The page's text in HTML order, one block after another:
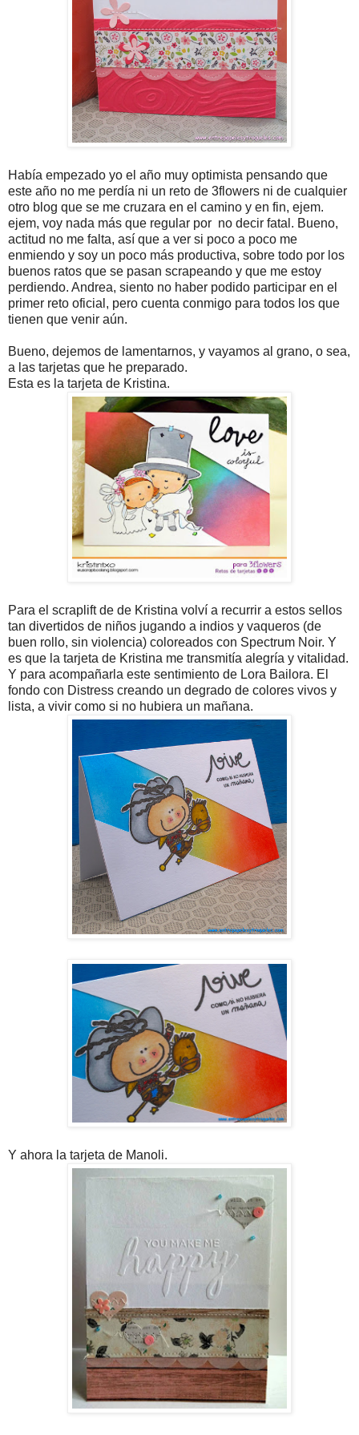
Había empezado yo el año muy optimista pensando que
este año no me perdía ni un reto de 3flowers ni de cualquier
otro blog que se me cruzara en el camino y en fin, ejem.
ejem, voy nada más que regular por no decir fatal. Bueno,
actitud no me falta, así que a ver si poco a poco me
enmiendo y soy un poco más productiva, sobre todo por los
buenos ratos que se pasan scrapeando y que me estoy
perdiendo. Andrea, siento no haber podido participar en el
primer reto oficial, pero cuenta conmigo para todos los que
tienen que venir aún.
Bueno, dejemos de lamentarnos, y vayamos al grano, o sea,
a las tarjetas que he preparado.
Esta es la tarjeta de Kristina.
Para el scraplift de de Kristina volví a recurrir a estos sellos
tan divertidos de niños jugando a indios y vaqueros (de
buen rollo, sin violencia) coloreados con Spectrum Noir. Y
es que la tarjeta de Kristina me transmitía alegría y vitalidad.
Y para acompañarla este sentimiento de Lora Bailora. El
fondo con Distress creando un degrado de colores vivos y
lista, a vivir como si no hubiera un mañana.
Y ahora la tarjeta de Manoli.